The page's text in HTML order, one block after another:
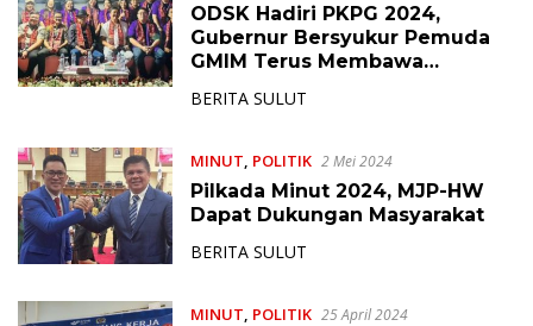
ODSK Hadiri PKPG 2024,
Gubernur Bersyukur Pemuda
GMIM Terus Membawa
Pembangunan’
BERITA SULUT
MINUT POLITIK 2 Mei 2024
Pilkada Minut 2024, MJP-HW
Dapat Dukungan Masyarakat
BERITA SULUT
MINUT POLITIK 25 April 2024